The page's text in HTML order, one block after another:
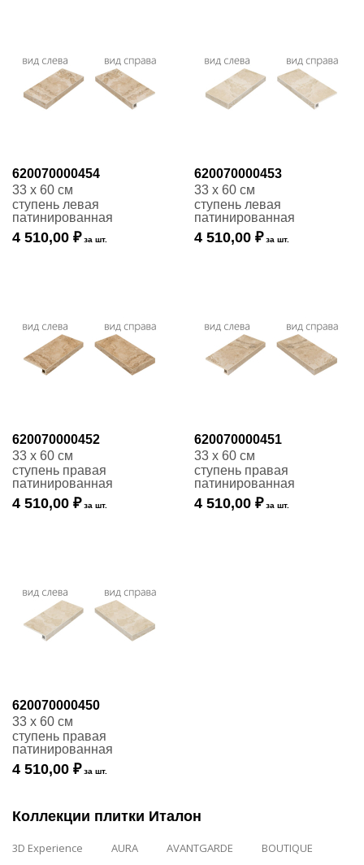
620070000454
33 x 60 см
ступень левая
патинированная
4 510,00 ₽ за шт.
620070000453
33 x 60 см
ступень левая
патинированная
4 510,00 ₽ за шт.
620070000452
33 x 60 см
ступень правая
патинированная
4 510,00 ₽ за шт.
620070000451
33 x 60 см
ступень правая
патинированная
4 510,00 ₽ за шт.
620070000450
33 x 60 см
ступень правая
патинированная
4 510,00 ₽ за шт.
Коллекции плитки Италон
3D Experience AURA AVANTGARDE
BOUTIQUE